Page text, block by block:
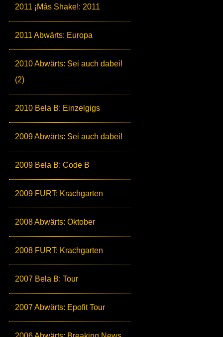
2011 ¡Más Shake!: 2011
2011 Abwärts: Europa
2010 Abwärts: Sei auch dabei!
(2)
2010 Bela B: Einzelgigs
2009 Abwärts: Sei auch dabei!
2009 Bela B: Code B
2009 FURT: Krachgarten
2008 Abwärts: Oktober
2008 FURT: Krachgarten
2007 Bela B: Tour
2007 Abwärts: Epofit Tour